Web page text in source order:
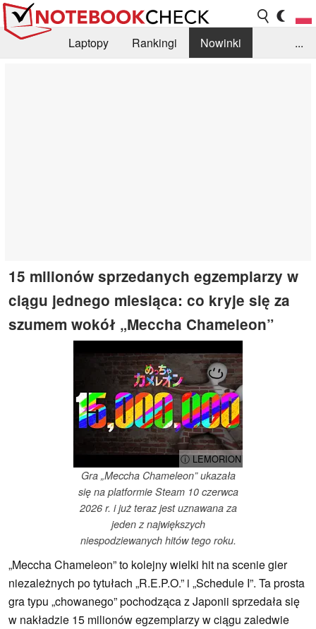
Laptopy Rankingi
Nowinki
...
15 milionów sprzedanych egzemplarzy w
ciągu jednego miesiąca: co kryje się za
szumem wokół „Meccha Chameleon”
ⓘ LEMORION
Gra „Meccha Chameleon” ukazała
się na platformie Steam 10 czerwca
2026 r. i już teraz jest uznawana za
jeden z największych
niespodziewanych hitów tego roku.
„Meccha Chameleon” to kolejny wielki hit na scenie gier
niezależnych po tytułach „R.E.P.O.” i „Schedule I”. Ta prosta
gra typu „chowanego” pochodząca z Japonii sprzedała się
w nakładzie 15 milionów egzemplarzy w ciągu zaledwie